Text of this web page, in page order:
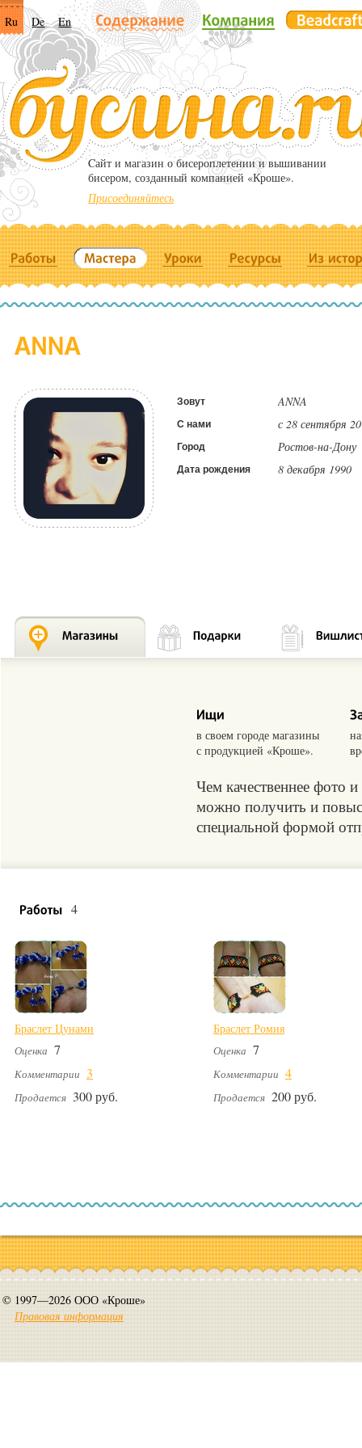
Ru De En
Cайт и магазин о бисероплетении и вышивании
бисером, созданный компанией «Кроше».
Присоединяйтесь
Зовут ANNA
С нами с 28 сентября
Город Ростов-на-Дону
Дата рождения 8 декабря 1990
в своем городе магазины
с продукцией «Кроше».
Чем качественнее фото
можно получить и
специальной формой
4
Браслет Цунами
Оценка 7
Комментарии 3
Продается 300 руб.
Браслет Ромия
Оценка 7
Комментарии 4
Продается 200 руб.
© 1997—2026 ООО «Кроше»
Правовая информация